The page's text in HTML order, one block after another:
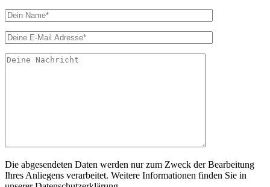
Die abgesendeten Daten werden nur zum Zweck der Bearbeitung
Ihres Anliegens verarbeitet. Weitere Informationen finden Sie in